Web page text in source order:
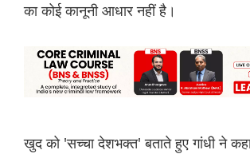
का कोई कानूनी आधार नहीं है।
खुद को 'सच्चा देशभक्त' बताते हुए गांधी ने